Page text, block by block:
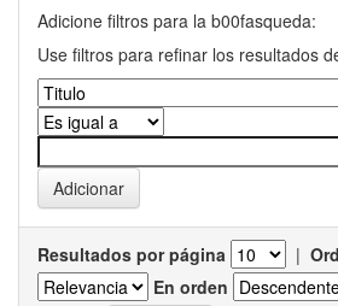
Adicione filtros para la b00fasqueda:
Use filtros para refinar los resultados
Resultados por página |
En orden